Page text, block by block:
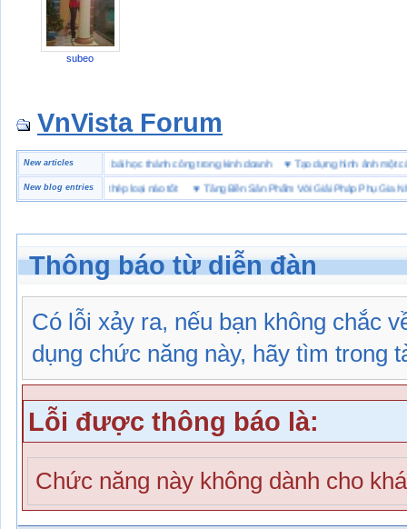
subeo
VnVista Forum
New articles
biệt” của Microsoft ♥4 bài học thành công trong kinh doanh ♥Tạo dựng hình ảnh
New blog entries
lót Kevlar và lót thép loại nào tốt♥ Tăng Bền Sản Phẩm Với Giải Pháp Phụ Gia Nhựa
Thông báo từ diễn đàn
Có lỗi xảy ra, nếu bạn không chắc
dụng chức năng này, hãy tìm trong
Lỗi được thông báo là:
Chức năng này không dành cho